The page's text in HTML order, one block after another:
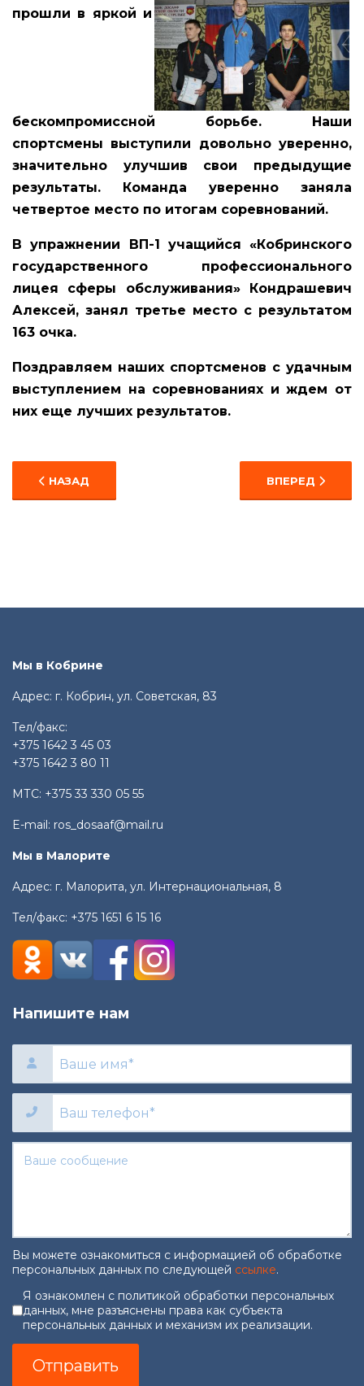
прошли в яркой и
бескомпромиссной борьбе. Наши
спортсмены выступили довольно уверенно,
значительно улучшив свои предыдущие
результаты. Команда уверенно заняла
четвертое место по итогам соревнований.
В упражнении ВП-1 учащийся «Кобринского
государственного профессионального
лицея сферы обслуживания» Кондрашевич
Алексей, занял третье место с результатом
163 очка.
Поздравляем наших спортсменов с удачным
выступлением на соревнованиях и ждем от
них еще лучших результатов.
ПРЕДЫДУЩИЙ: К 90-ЛЕТИЮ ДОСААФ И ДНЮ
НАЗАД СЛЕДУЮЩИЙ: К
ВПЕРЕД
Мы в Кобрине
Адрес: г. Кобрин, ул. Советская, 83
Тел/факс:
+375 1642 3 45 03
+375 1642 3 80 11
МТС: +375 33 330 05 55
E-mail: ros_dosaaf@mail.ru
Мы в Малорите
Адрес: г. Малорита, ул. Интернациональная, 8
Тел/факс: +375 1651 6 15 16
Напишите нам
Вы можете ознакомиться с информацией об обработке
персональных данных по следующей ссылке.
Согласие на обработку
Я ознакомлен с политикой обработки персональных
данных, мне разъяснены права как субъекта
персональных данных и механизм их реализации.
Отправить